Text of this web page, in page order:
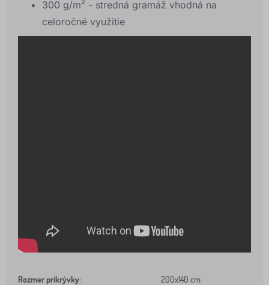
300 g/m² - stredná gramáž vhodná na
celoročné využitie
Rozmer prikrývky:
200x140 cm